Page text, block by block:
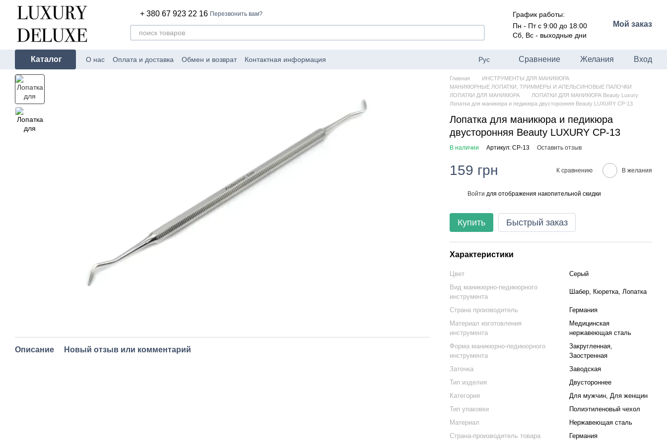
Перейти к основному контенту
+ 380 67 923 22 16 Перезвонить вам?
График работы:
Пн - Пт с 9:00 до 18:00
Сб, Вс - выходные дни
Мой заказ
Каталог О нас Оплата и доставка Обмен и возврат Контактная информация Рус Сравнение Желания Вход
Описание Новый отзыв или комментарий
Главная
ИНСТРУМЕНТЫ ДЛЯ МАНИКЮРА
МАНИКЮРНЫЕ ЛОПАТКИ, ТРИММЕРЫ И АПЕЛЬСИНОВЫЕ ПАЛОЧКИ
ЛОПАТКИ ДЛЯ МАНИКЮРА
ЛОПАТКИ ДЛЯ МАНИКЮРА Beauty Luxury
Лопатка для маникюра и педикюра двусторонняя Beauty LUXURY CP-13
Лопатка для маникюра и педикюра
двусторонняя Beauty LUXURY CP-13
В наличии Артикул: CP-13 Оставить отзыв
159 грн К сравнению В желания
Войти для отображения накопительной скидки
Купить Быстрый заказ
Характеристики
Цвет
Серый
Вид маникюрно-педикюрного
инструмента
Шабер, Кюретка, Лопатка
Страна производитель
Германия
Материал изготовления
инструмента
Медицинская
нержавеющая сталь
Форма маникюрно-педикюрного
инструмента
Закругленная,
Заостренная
Заточка
Заводская
Тип изделия
Двустороннее
Категория
Для мужчин, Для женщин
Тип упаковки
Полиэтиленовый чехол
Материал
Нержавеющая сталь
Страна-производитель товара
Германия